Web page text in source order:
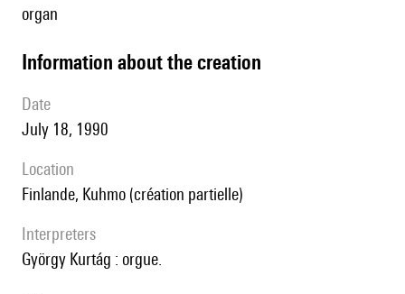
organ
information about the creation
date
July 18, 1990
location
Finlande, Kuhmo (création partielle)
interpreters
György Kurtág : orgue.